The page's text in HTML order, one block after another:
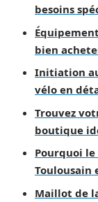
besoins
bien
Initiation
vélo en
Trouvez
boutique
Pourquoi le
Toulousain
Maillot de